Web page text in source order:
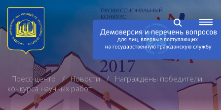
Пресс-центр Новости
Награждены победители
конкурса научных работ